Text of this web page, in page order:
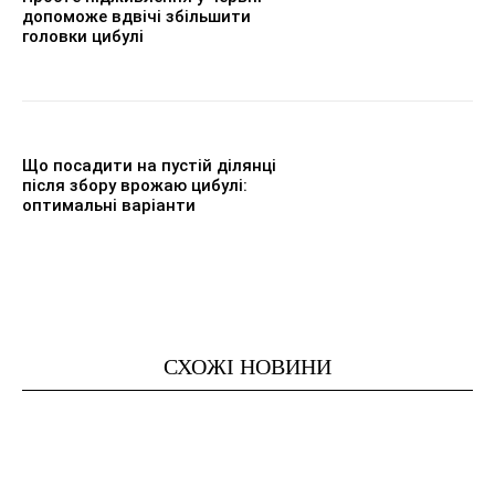
допоможе вдвічі збільшити
головки цибулі
Що посадити на пустій ділянці
після збору врожаю цибулі:
оптимальні варіанти
СХОЖІ НОВИНИ